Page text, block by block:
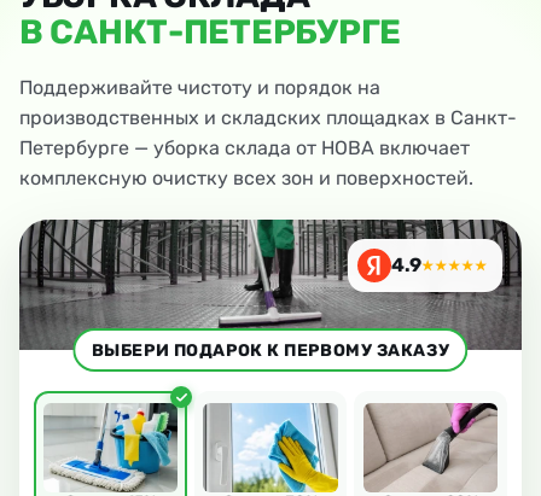
В САНКТ-ПЕТЕРБУРГЕ
Поддерживайте чистоту и порядок на
производственных и складских площадках в Санкт-
Петербурге — уборка склада от НОВА включает
комплексную очистку всех зон и поверхностей.
4.9★★★★★
ВЫБЕРИ ПОДАРОК К ПЕРВОМУ ЗАКАЗУ